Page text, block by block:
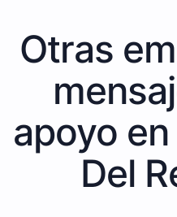
Otras
apoyo
Del